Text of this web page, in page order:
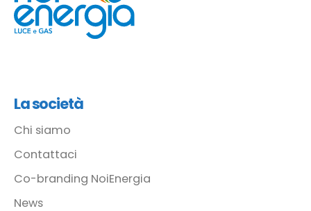
La società
Chi siamo
Contattaci
Co-branding NoiEnergia
News